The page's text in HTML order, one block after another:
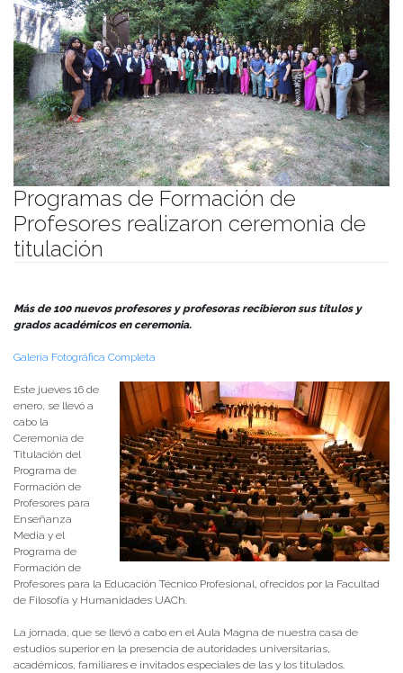
Programas de Formación de
Profesores realizaron ceremonia de
titulación
Más de 100 nuevos profesores y profesoras recibieron sus títulos y
grados académicos en ceremonia.
Galería Fotográfica Completa
Este jueves 16 de
enero, se llevó a
cabo la
Ceremonia de
Titulación del
Programa de
Formación de
Profesores para
Enseñanza
Media y el
Programa de
Formación de
Profesores para la Educación Técnico Profesional, ofrecidos por la Facultad
de Filosofía y Humanidades UACh.
La jornada, que se llevó a cabo en el Aula Magna de nuestra casa de
estudios superior en la presencia de autoridades universitarias,
académicos, familiares e invitados especiales de las y los titulados.